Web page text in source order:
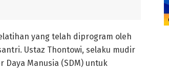
yang telah diprogram oleh
Ustaz Thontowi, selaku mudir
Daya Manusia (SDM) untuk